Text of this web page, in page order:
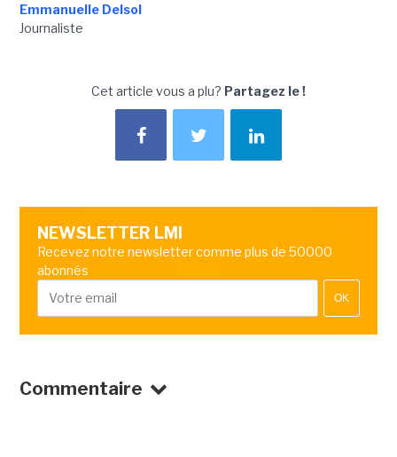
Emmanuelle Delsol
Journaliste
Cet article vous a plu? Partagez le !
NEWSLETTER LMI
Recevez notre newsletter comme plus de 50000
abonnés
OK
Commentaire